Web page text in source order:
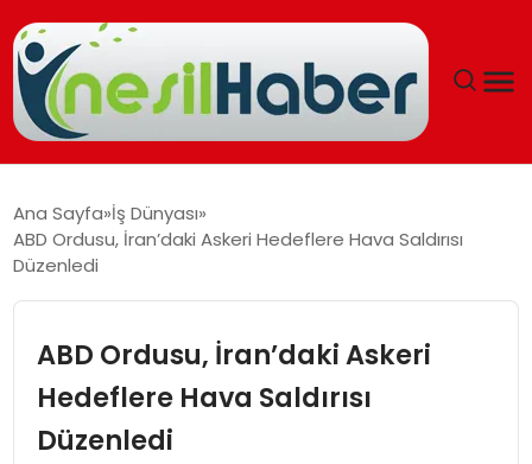
GÜNCEL
SOSYAL HABER
Ana Sayfa İş Dünyası
ABD Ordusu, İran’daki Askeri Hedeflere Hava Saldırısı
Düzenledi
ABD Ordusu, İran’daki Askeri
Hedeflere Hava Saldırısı
Düzenledi